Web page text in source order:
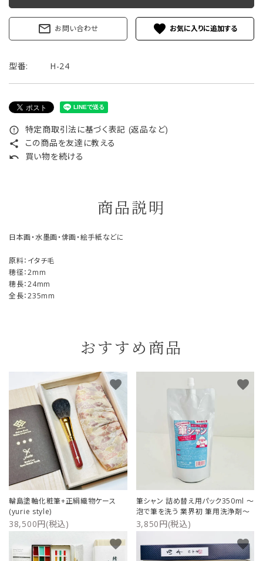
プライバシーポリシー
mail_outline お問い合わせ favorite
型番: H-24
error_outline 特定商取引法に基づく表記 (返品など)
share この商品を友達に教える
undo 買い物を続ける
商品説明
日本画・水墨画・俳画・絵手紙などに
原料：イタチ毛
穂径：2mm
穂長：24mm
全長：235mm
おすすめ商品
輪島塗軸化粧筆+正絹織物ケース
(yurie style)
38,500円(税込)
favorite
筆シャン 詰め替え用パック350ml ～
泡で筆を洗う 業界初 筆用洗浄剤～
3,850円(税込)
favorite
favorite favorite